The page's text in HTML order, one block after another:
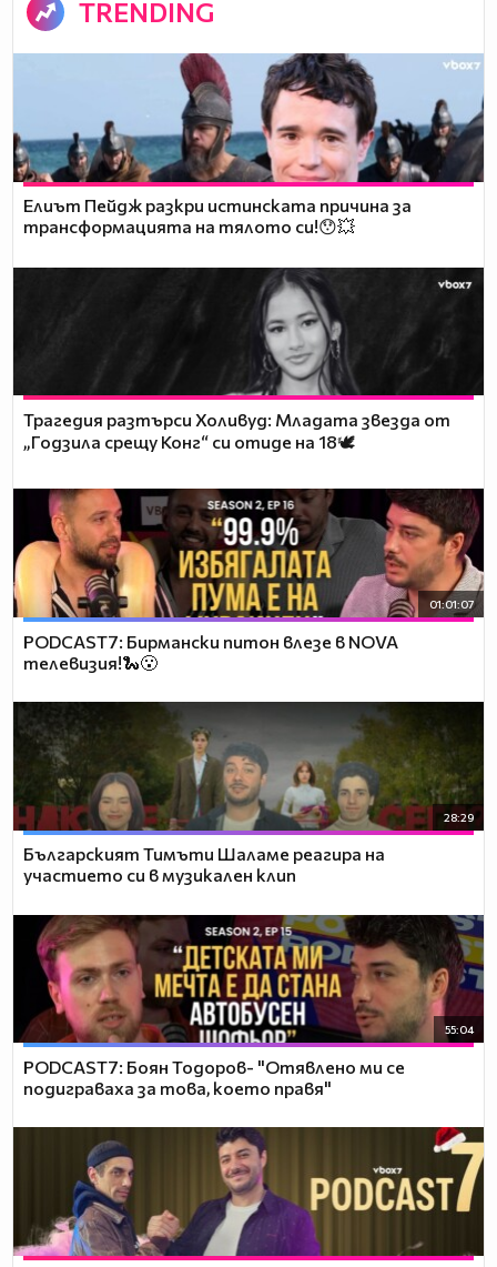
TRENDING
Елиът Пейдж разкри истинската причина за
трансформацията на тялото си!😯💥
Трагедия разтърси Холивуд: Младата звезда от
„Годзила срещу Конг“ си отиде на 18🕊️
01:01:07
PODCAST7: Бирмански питон влезе в NOVA
телевизия!🐍😮
28:29
Българският Тимъти Шаламе реагира на
участието си в музикален клип
55:04
PODCAST7: ‪Боян Тодоров- "Отявлено ми се
подиграваха за това, което правя"